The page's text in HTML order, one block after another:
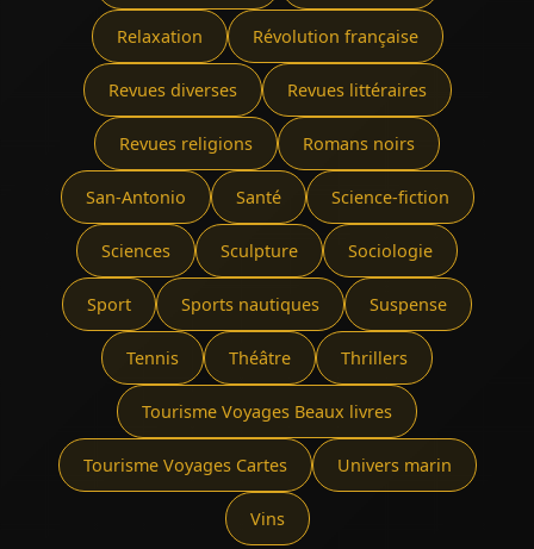
Relaxation Révolution française
Revues diverses Revues littéraires
Revues religions Romans noirs
San-Antonio Santé Science-fiction
Sciences Sculpture Sociologie
Sport Sports nautiques Suspense
Tennis Théâtre Thrillers
Tourisme Voyages Beaux livres
Tourisme Voyages Cartes Univers marin
Vins